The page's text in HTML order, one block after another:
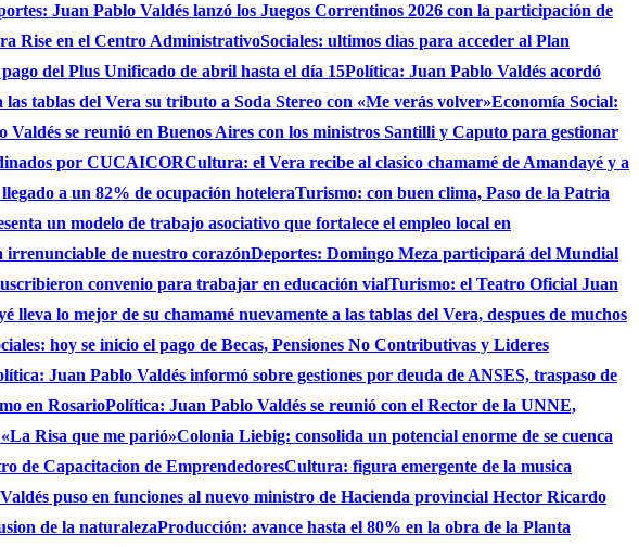
Juan Pablo Valdés lanzó los Juegos Correntinos 2026 con la participación de
Rise en el Centro AdministrativoSociales: ultimos dias para acceder al Plan
del Plus Unificado de abril hasta el día 15Política: Juan Pablo Valdés acordó
tablas del Vera su tributo a Soda Stereo con «Me verás volver»Economía Social:
Valdés se reunió en Buenos Aires con los ministros Santilli y Caputo para gestionar
por CUCAICORCultura: el Vera recibe al clasico chamamé de Amandayé y a
a un 82% de ocupación hoteleraTurismo: con buen clima, Paso de la Patria
un modelo de trabajo asociativo que fortalece el empleo local en
irrenunciable de nuestro corazónDeportes: Domingo Meza participará del Mundial
convenio para trabajar en educación vialTurismo: el Teatro Oficial Juan
lleva lo mejor de su chamamé nuevamente a las tablas del Vera, despues de muchos
hoy se inicio el pago de Becas, Pensiones No Contributivas y Lideres
Juan Pablo Valdés informó sobre gestiones por deuda de ANSES, traspaso de
en RosarioPolítica: Juan Pablo Valdés se reunió con el Rector de la UNNE,
Risa que me parió»Colonia Liebig: consolida un potencial enorme de se cuenca
de Capacitacion de EmprendedoresCultura: figura emergente de la musica
puso en funciones al nuevo ministro de Hacienda provincial Hector Ricardo
de la naturalezaProducción: avance hasta el 80% en la obra de la Planta